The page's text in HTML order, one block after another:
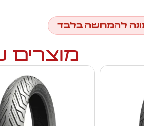
להמחשה בלבד
מוצרים